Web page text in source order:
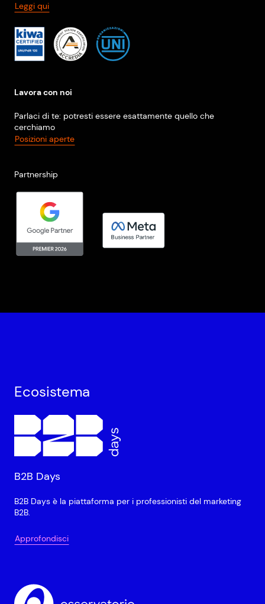
Leggi qui
Lavora con noi
Parlaci di te: potresti essere esattamente quello che
cerchiamo
Posizioni aperte
Partnership
Ecosistema
B2B Days
B2B Days è la piattaforma per i professionisti del marketing
B2B.
Approfondisci